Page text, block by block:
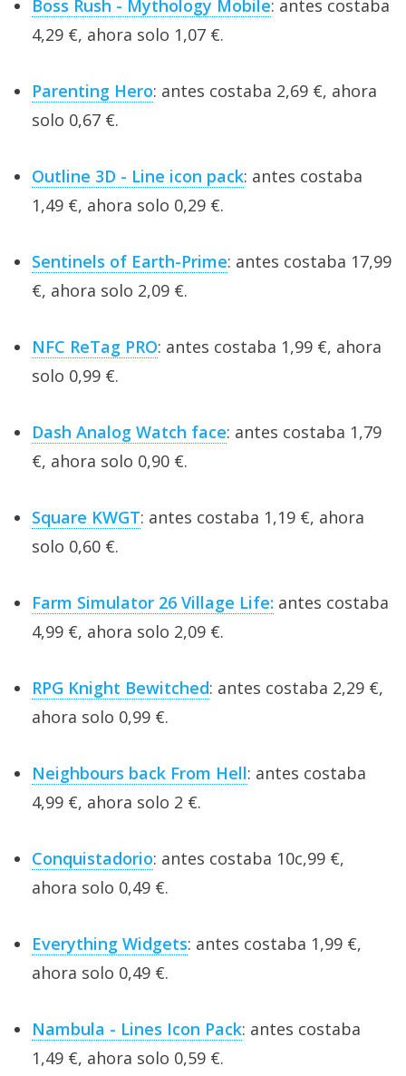
Boss Rush - Mythology Mobile: antes costaba
4,29 €, ahora solo 1,07 €.
Parenting Hero: antes costaba 2,69 €, ahora
solo 0,67 €.
Outline 3D - Line icon pack: antes costaba
1,49 €, ahora solo 0,29 €.
Sentinels of Earth-Prime: antes costaba 17,99
€, ahora solo 2,09 €.
NFC ReTag PRO: antes costaba 1,99 €, ahora
solo 0,99 €.
Dash Analog Watch face: antes costaba 1,79
€, ahora solo 0,90 €.
Square KWGT: antes costaba 1,19 €, ahora
solo 0,60 €.
Farm Simulator 26 Village Life: antes costaba
4,99 €, ahora solo 2,09 €.
RPG Knight Bewitched: antes costaba 2,29 €,
ahora solo 0,99 €.
Neighbours back From Hell: antes costaba
4,99 €, ahora solo 2 €.
Conquistadorio: antes costaba 10c,99 €,
ahora solo 0,49 €.
Everything Widgets: antes costaba 1,99 €,
ahora solo 0,49 €.
Nambula - Lines Icon Pack: antes costaba
1,49 €, ahora solo 0,59 €.